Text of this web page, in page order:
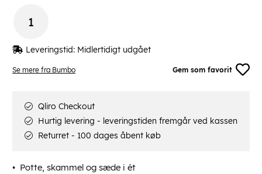
Se mere fra Bumbo Gem som favorit
Potte, skammel og sæde i ét
Leveringstid: Midlertidigt udgået
Qliro Checkout
Hurtig levering - leveringstiden fremgår ved kassen
Returret - 100 dages åbent køb